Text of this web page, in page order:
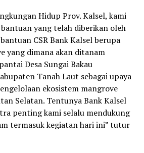
Hidup Prov. Kalsel, kami
yang telah diberikan oleh
CSR Bank Kalsel berupa
yang dimana akan ditanam
Desa Sungai Bakau
Tanah Laut sebagai upaya
ekosistem mangrove
Selatan. Tentunya Bank Kalsel
penting kami selalu mendukung
termasuk kegiatan hari ini” tutur